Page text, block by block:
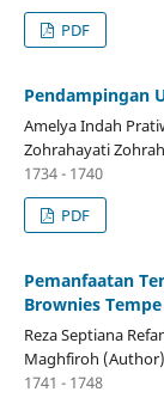
PDF
Pendampingan
Amelya Indah
Zohrahayati
1734 - 1740
PDF
Pemanfaatan
Brownies
Reza Septiana
Maghfiroh (Author)
1741 - 1748